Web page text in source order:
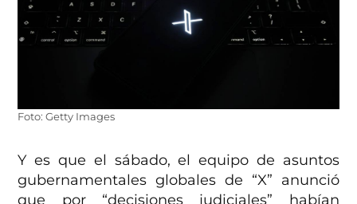
Foto: Getty Images
Y es que el sábado, el equipo de asuntos
gubernamentales globales de “X” anunció
que por “decisiones judiciales” habían